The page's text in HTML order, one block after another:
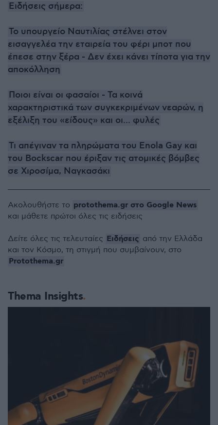
Ειδήσεις σήμερα:
Το υπουργείο Ναυτιλίας στέλνει στον
εισαγγελέα την εταιρεία του φέρι μποτ που
έπεσε στην ξέρα - Δεν έχει κάνει τίποτα για την
αποκόλληση
Ποιοι είναι οι φασαίοι - Τα κοινά
χαρακτηριστικά των συγκεκριμένων νεαρών, η
εξέλιξη του «είδους» και οι... φυλές
Τι απέγιναν τα πληρώματα του Enola Gay και
του Bockscar που έριξαν τις ατομικές βόμβες
σε Χιροσίμα, Ναγκασάκι
Thema Insights
Ακολουθήστε το protothema.gr στο Google News
και μάθετε πρώτοι όλες τις ειδήσεις
Δείτε όλες τις τελευταίες Ειδήσεις από την Ελλάδα
και τον Κόσμο, τη στιγμή που συμβαίνουν, στο
Protothema.gr